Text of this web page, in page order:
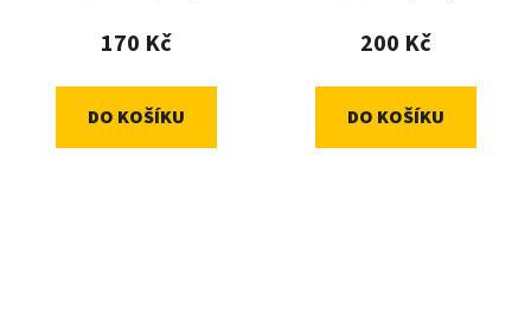
170 Kč
DO KOŠÍKU
200 Kč
DO KOŠÍKU